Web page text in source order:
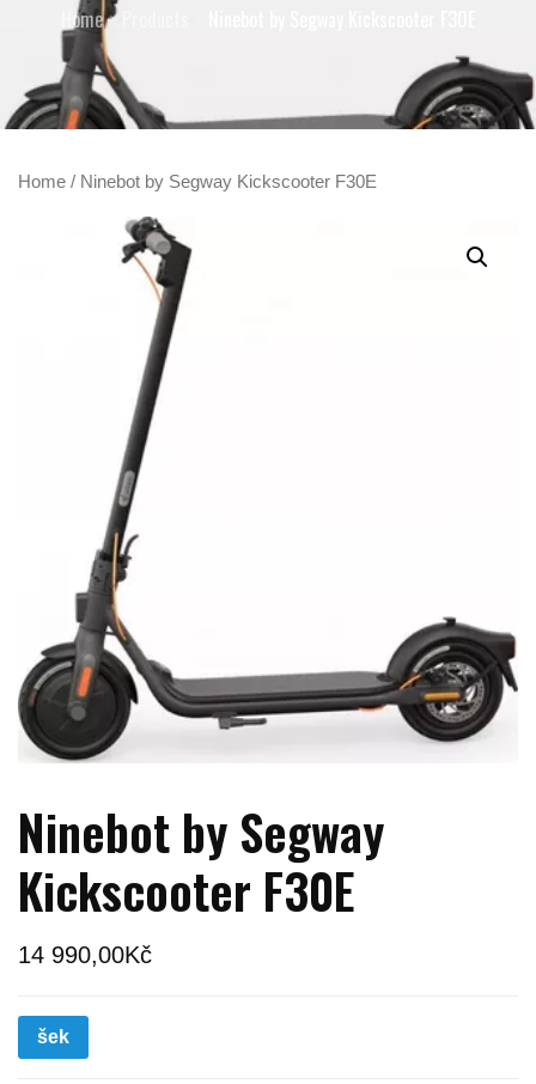
Home
Home / Ninebot by Segway Kickscooter F30E
Ninebot by Segway
Kickscooter F30E
14 990,00Kč
šek